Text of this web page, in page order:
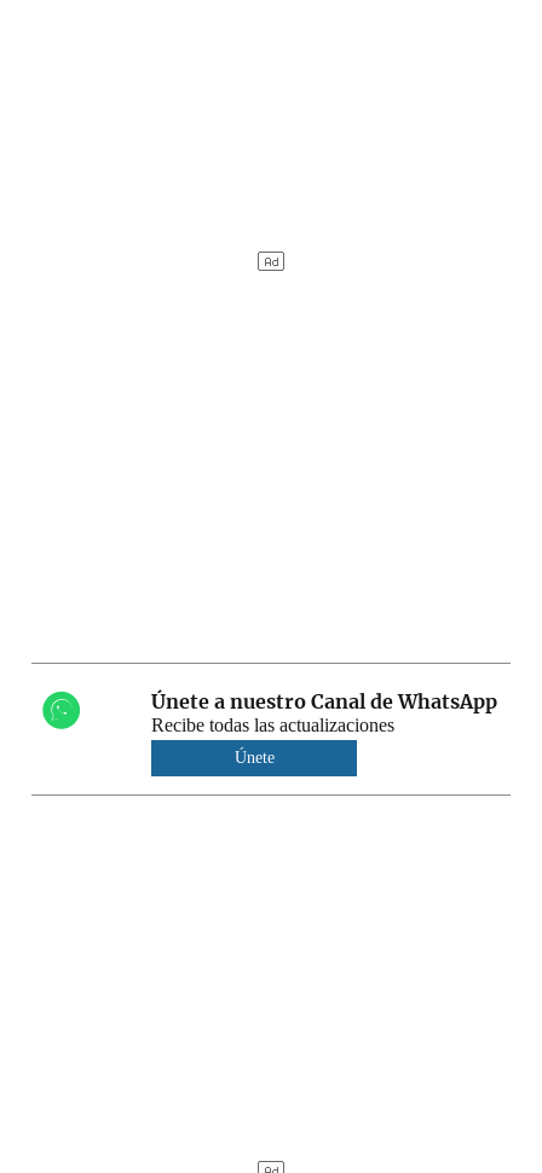
Únete a nuestro Canal de WhatsApp
Recibe todas las actualizaciones
Únete